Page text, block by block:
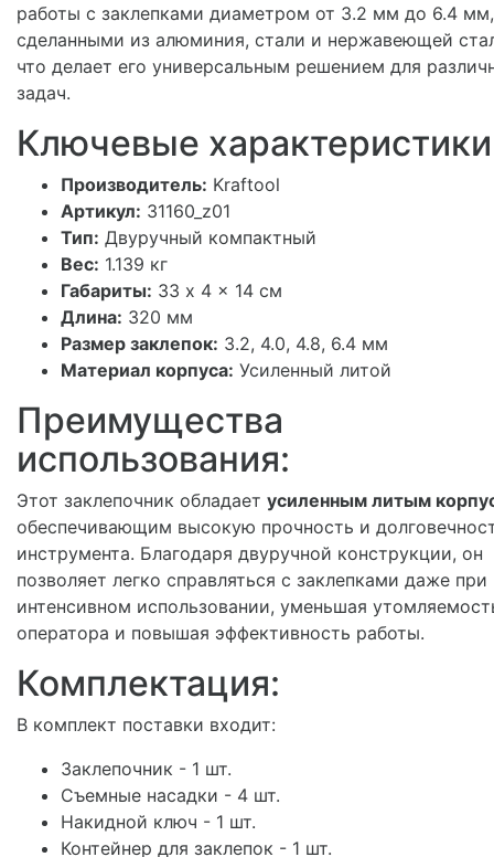
работы с заклепками диаметром от 3.2 мм до 6.4 мм,
сделанными из алюминия, стали и нержавеющей
что делает его универсальным решением для
задач.
Ключевые
Производитель: Kraftool
Артикул: 31160_z01
Тип: Двуручный компактный
Вес: 1.139 кг
Габариты: 33 x 4 x 14 см
Длина: 320 мм
Размер заклепок: 3.2, 4.0, 4.8, 6.4 мм
Материал корпуса: Усиленный литой
Преимущества
использования:
Этот заклепочник обладает усиленным литым
обеспечивающим высокую прочность и
инструмента. Благодаря двуручной конструкции, он
позволяет легко справляться с заклепками даже при
интенсивном использовании, уменьшая
оператора и повышая эффективность работы.
Комплектация:
В комплект поставки входит:
Заклепочник - 1 шт.
Съемные насадки - 4 шт.
Накидной ключ - 1 шт.
Контейнер для заклепок - 1 шт.